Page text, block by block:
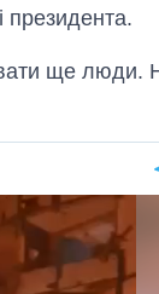
президента.
ще люди.